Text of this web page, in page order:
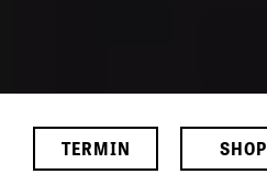
TERMIN SHOP